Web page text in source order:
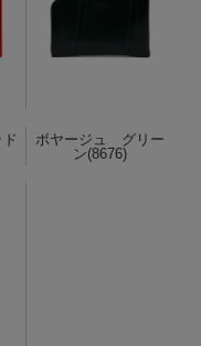
ボヤージュ グリー
ン(8676)